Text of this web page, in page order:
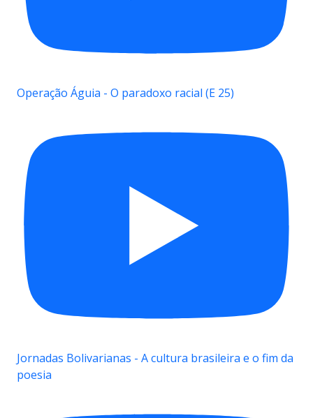
Operação Águia - O paradoxo racial (E 25)
Jornadas Bolivarianas - A cultura brasileira e o fim da
poesia